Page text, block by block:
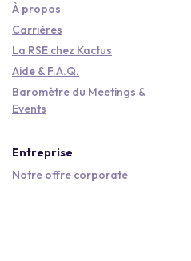
À propos
Carrières
La RSE chez Kactus
Aide & F.A.Q.
Baromètre du Meetings &
Events
Entreprise
Notre offre corporate